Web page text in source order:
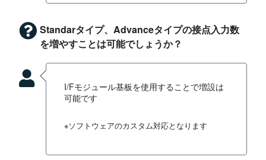
Standarタイプ、Advanceタイプの接点入力数
を増やすことは可能でしょうか？
I/Fモジュール基板を使用することで増設は
可能です
※ソフトウェアのカスタム対応となります